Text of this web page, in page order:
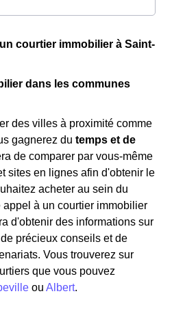
courtier immobilier à Saint-
dans les communes
des villes à proximité comme
gagnerez du temps et de
de comparer par vous-même
sites en lignes afin d'obtenir le
acheter au sein du
à un courtier immobilier
d'obtenir des informations sur
précieux conseils et de
Vous trouverez sur
que vous pouvez
ou Albert.